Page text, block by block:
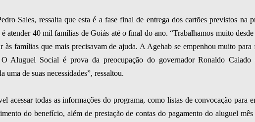
Sales, ressalta que esta é a fase final de entrega dos cartões previstos na
atender 40 mil famílias de Goiás até o final do ano. “Trabalhamos muito
às famílias que mais precisavam de ajuda. A Agehab se empenhou muito para
Aluguel Social é prova da preocupação do governador Ronaldo Caiado
uma de suas necessidades”, ressaltou.
acessar todas as informações do programa, como listas de convocação para
do benefício, além de prestação de contas do pagamento do aluguel mês